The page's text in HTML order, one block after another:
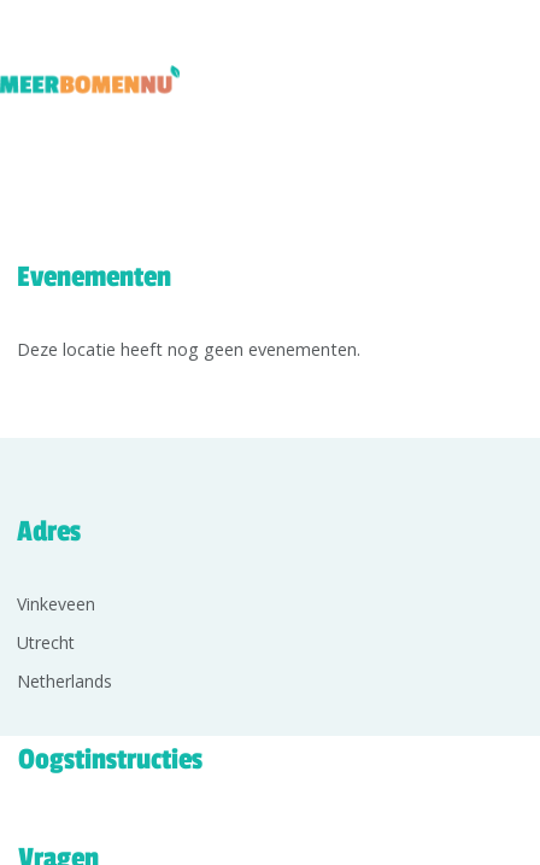
Evenementen
Deze locatie heeft nog geen evenementen.
Adres
Vinkeveen
Utrecht
Netherlands
Oogstinstructies